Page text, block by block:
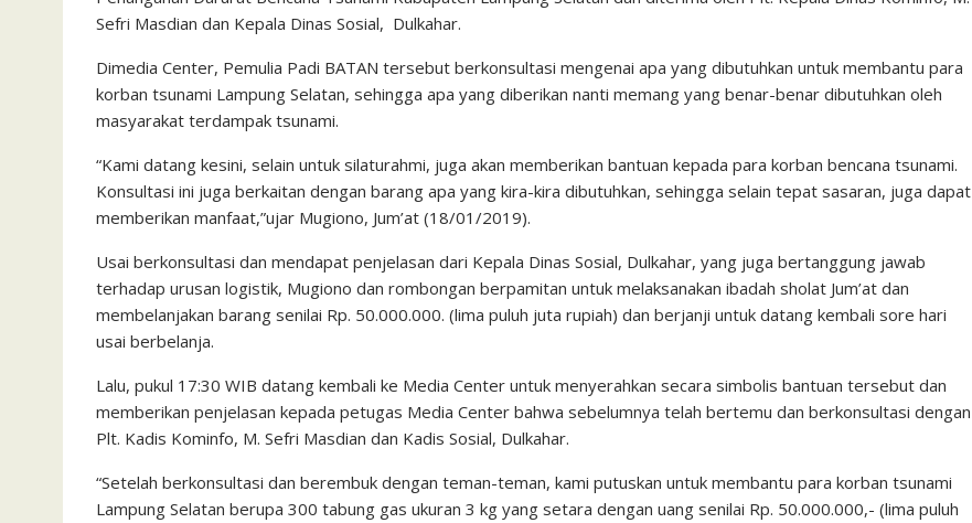
Sefri Masdian dan Kepala Dinas Sosial, Dulkahar.
Dimedia Center, Pemulia Padi BATAN tersebut berkonsultasi mengenai apa yang dibutuhkan untuk membantu para
korban tsunami Lampung Selatan, sehingga apa yang diberikan nanti memang yang benar-benar dibutuhkan oleh
masyarakat terdampak tsunami.
“Kami datang kesini, selain untuk silaturahmi, juga akan memberikan bantuan kepada para korban bencana tsunami.
Konsultasi ini juga berkaitan dengan barang apa yang kira-kira dibutuhkan, sehingga selain tepat sasaran, juga dapat
memberikan manfaat,”ujar Mugiono, Jum’at (18/01/2019).
Usai berkonsultasi dan mendapat penjelasan dari Kepala Dinas Sosial, Dulkahar, yang juga bertanggung jawab
terhadap urusan logistik, Mugiono dan rombongan berpamitan untuk melaksanakan ibadah sholat Jum’at dan
membelanjakan barang senilai Rp. 50.000.000. (lima puluh juta rupiah) dan berjanji untuk datang kembali sore hari
usai berbelanja.
Lalu, pukul 17:30 WIB datang kembali ke Media Center untuk menyerahkan secara simbolis bantuan tersebut dan
memberikan penjelasan kepada petugas Media Center bahwa sebelumnya telah bertemu dan berkonsultasi dengan
Plt. Kadis Kominfo, M. Sefri Masdian dan Kadis Sosial, Dulkahar.
“Setelah berkonsultasi dan berembuk dengan teman-teman, kami putuskan untuk membantu para korban tsunami
Lampung Selatan berupa 300 tabung gas ukuran 3 kg yang setara dengan uang senilai Rp. 50.000.000,- (lima puluh